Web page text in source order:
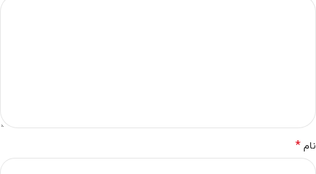
نام*